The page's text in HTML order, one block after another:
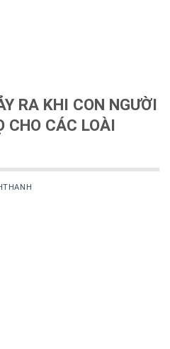
RA KHI CON NGƯỜI
CHO CÁC LOÀI